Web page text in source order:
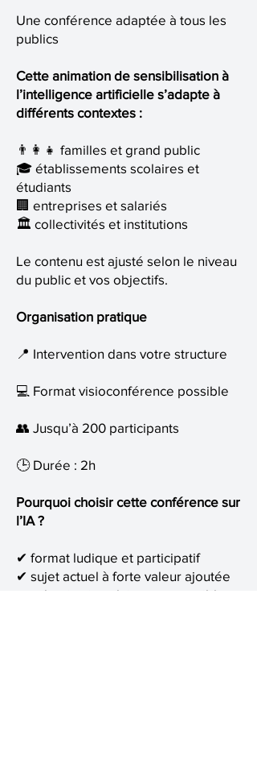
Une conférence adaptée à tous les
publics
Cette animation de sensibilisation à
l’intelligence artificielle s’adapte à
différents contextes :
👨‍👩‍👧 familles et grand public
🎓 établissements scolaires et
étudiants
🏢 entreprises et salariés
🏛 collectivités et institutions
Le contenu est ajusté selon le niveau
du public et vos objectifs.
Organisation pratique
📍 Intervention dans votre structure
💻 Format visioconférence possible
👥 Jusqu’à 200 participants
🕒 Durée : 2h
Pourquoi choisir cette conférence sur
l’IA ?
✔ format ludique et participatif
✔ sujet actuel à forte valeur ajoutée
✔ vulgarisation claire et accessible